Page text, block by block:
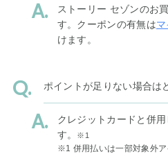
ストーリー セゾンのお
す。クーポンの有無は
けます。
ポイントが足りない場合は
クレジットカードと併
す。
※1
※1 併用払いは一部対象外